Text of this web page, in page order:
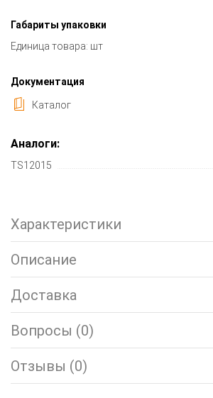
Габариты упаковки
Единица товара: шт
Документация
Каталог
Аналоги:
TS12015
Характеристики
Описание
Доставка
Вопросы (0)
Отзывы (0)